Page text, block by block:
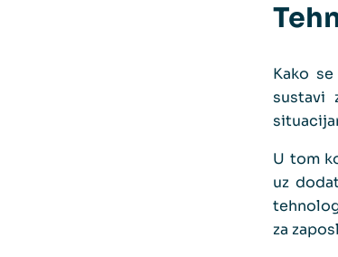
Kako
sustavi
U tom
uz
za